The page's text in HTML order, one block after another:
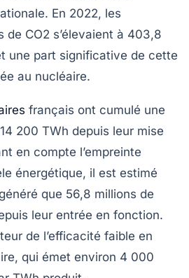
En 2022, les
de CO2 s’élevaient à 403,8
une part significative de cette
au nucléaire.
français ont cumulé une
200 TWh depuis leur mise
en compte l’empreinte
énergétique, il est estimé
que 56,8 millions de
leur entrée en fonction.
de l’efficacité faible en
qui émet environ 4 000